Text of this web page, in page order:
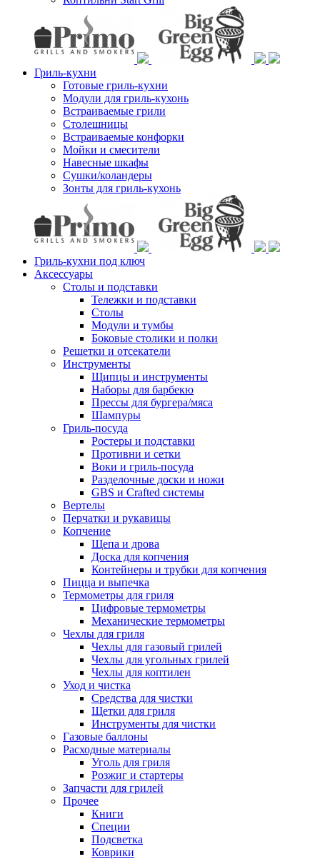
Гриль-кухни
Готовые гриль-кухни
Модули для гриль-кухонь
Встраиваемые грили
Столешницы
Встраиваемые конфорки
Мойки и смесители
Навесные шкафы
Сушки/коландеры
Зонты для гриль-кухонь
Гриль-кухни под ключ
Аксессуары
Столы и подставки
Тележки и подставки
Столы
Модули и тумбы
Боковые столики и полки
Решетки и отсекатели
Инструменты
Щипцы и инструменты
Наборы для барбекю
Прессы для бургера/мяса
Шампуры
Гриль-посуда
Ростеры и подставки
Противни и сетки
Воки и гриль-посуда
Разделочные доски и ножи
GBS и Crafted системы
Вертелы
Перчатки и рукавицы
Копчение
Щепа и дрова
Доска для копчения
Контейнеры и трубки для копчения
Пицца и выпечка
Термометры для гриля
Цифровые термометры
Механические термометры
Чехлы для гриля
Чехлы для газовый грилей
Чехлы для угольных грилей
Чехлы для коптилен
Уход и чистка
Средства для чистки
Щетки для гриля
Инструменты для чистки
Газовые баллоны
Расходные материалы
Уголь для гриля
Розжиг и стартеры
Запчасти для грилей
Прочее
Книги
Специи
Подсветка
Коврики